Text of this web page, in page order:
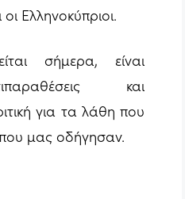
Ελληνοκύπριοι.
σήμερα, είναι
και
για τα λάθη που
μας οδήγησαν.